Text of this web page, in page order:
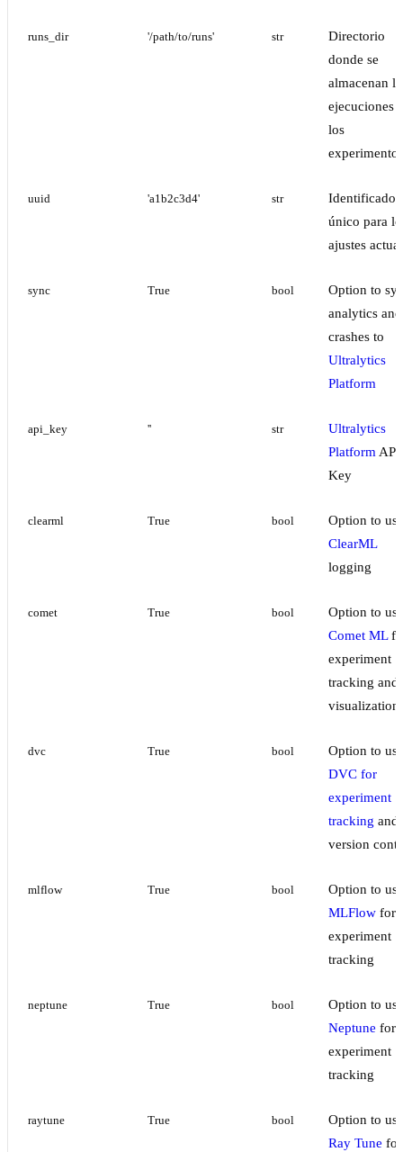
runs_dir '/path/to/runs' str
Directorio
donde se
almacenan
ejecuciones
los
experimentos
uuid 'a1b2c3d4' str
Identificador
único para
ajustes
sync True bool
Option to
analytics and
crashes to
Ultralytics
Platform
api_key '' str
Ultralytics
Platform API
Key
clearml True bool
Option to use
ClearML
logging
comet True bool
Option to use
Comet ML
experiment
tracking and
visualization
dvc True bool
Option to use
DVC for
experiment
tracking and
version
mlflow True bool
Option to use
MLFlow for
experiment
tracking
neptune True bool
Option to use
Neptune for
experiment
tracking
raytune True bool
Option to use
Ray Tune for